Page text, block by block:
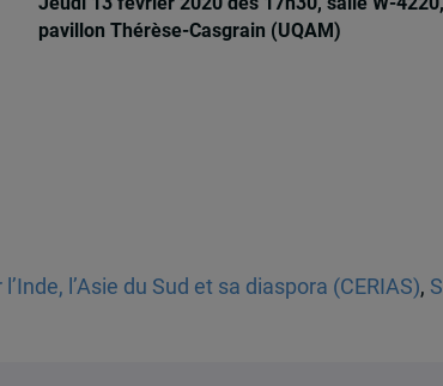
pavillon Thérèse-Casgrain (UQAM)
l’Asie du Sud et sa diaspora (CERIAS),